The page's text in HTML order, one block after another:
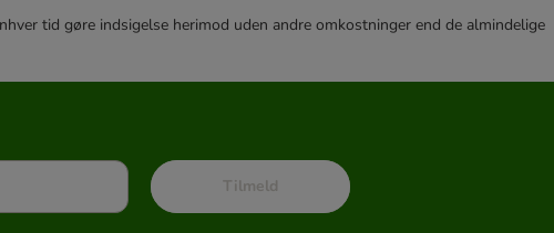
tid gøre indsigelse herimod uden andre omkostninger end de almindelige
Tilmeld